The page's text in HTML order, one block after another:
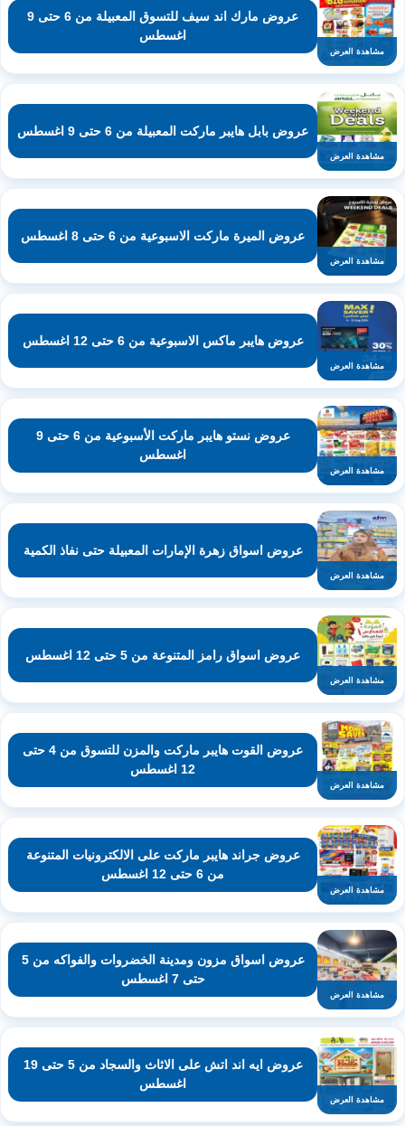
مشاهدة العرض
عروض مارك اند سيف للتسوق المعبيلة من 6 حتى 9
اغسطس
مشاهدة العرض
عروض بابل هايبر ماركت المعبيلة من 6 حتى 9 اغسطس
مشاهدة العرض
عروض الميرة ماركت الاسبوعية من 6 حتى 8 اغسطس
مشاهدة العرض
عروض هايبر ماكس الاسبوعية من 6 حتى 12 اغسطس
مشاهدة العرض
عروض نستو هايبر ماركت الأسبوعية من 6 حتى 9
اغسطس
مشاهدة العرض
عروض اسواق زهرة الإمارات المعبيلة حتى نفاذ الكمية
مشاهدة العرض
عروض اسواق رامز المتنوعة من 5 حتى 12 اغسطس
مشاهدة العرض
عروض القوت هايبر ماركت والمزن للتسوق من 4 حتى
12 اغسطس
مشاهدة العرض
عروض جراند هايبر ماركت على الالكترونيات المتنوعة
من 6 حتى 12 اغسطس
مشاهدة العرض
عروض اسواق مزون ومدينة الخضروات والفواكه من 5
حتى 7 اغسطس
مشاهدة العرض
عروض ايه اند اتش على الاثاث والسجاد من 5 حتى 19
اغسطس